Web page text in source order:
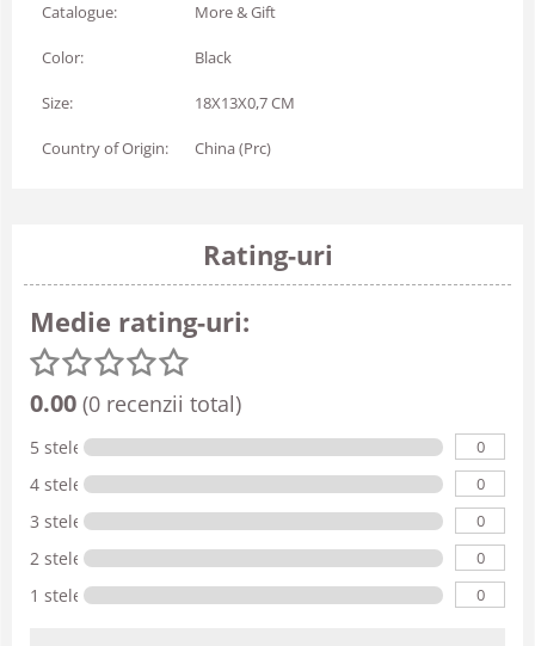
Catalogue: More & Gift
Color: Black
Size: 18X13X0,7 CM
Country of Origin: China (Prc)
Rating-uri
Medie rating-uri:
0.00 (0 recenzii total)
5 stele 0
4 stele 0
3 stele 0
2 stele 0
1 stele 0